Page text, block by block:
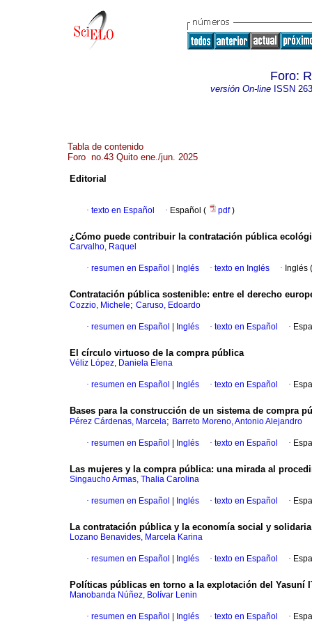
Foro:
versión On-lineISSN
Tabla de contenido
Foro no.43 Quito ene./jun. 2025
Editorial
· texto en Español · Español ( pdf)
¿Cómo puede contribuir la contratación pública
Carvalho, Raquel
· resumen en Español Inglés · texto en Inglés · Inglés
Contratación pública sostenible: entre el derecho
Cozzio, Michele; Caruso, Edoardo
· resumen en Español Inglés · texto en Español ·
El círculo virtuoso de la compra pública
Véliz López, Daniela Elena
· resumen en Español Inglés · texto en Español ·
Bases para la construcción de un sistema de compra
Pérez Cárdenas, Marcela; Barreto Moreno, Antonio Alejandro
· resumen en Español Inglés · texto en Español ·
Las mujeres y la compra pública: una mirada al
Singaucho Armas, Thalia Carolina
· resumen en Español Inglés · texto en Español ·
La contratación pública y la economía social y
Lozano Benavides, Marcela Karina
· resumen en Español Inglés · texto en Español ·
Políticas públicas en torno a la explotación del Yasuní
Manobanda Núñez, Bolívar Lenin
· resumen en Español Inglés · texto en Español ·